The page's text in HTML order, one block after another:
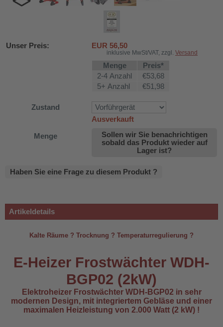
Unser Preis: EUR 56,50
inklusive MwSt/VAT, zzgl. Versand
Menge
Preis*
2-4 Anzahl
€53,68
5+ Anzahl
€51,98
Zustand
Menge
Ausverkauft
Sollen wir Sie benachrichtigen
sobald das Produkt wieder auf
Lager ist?
Haben Sie eine Frage zu diesem Produkt ?
Artikeldetails
Kalte Räume ? Trocknung ? Temperaturregulierung ?
E-Heizer Frostwächter WDH-
BGP02 (2kW)
Elektroheizer Frostwächter WDH-BGP02 in sehr
modernen Design, mit integriertem Gebläse und einer
maximalen Heizleistung von 2.000 Watt (2 kW) !